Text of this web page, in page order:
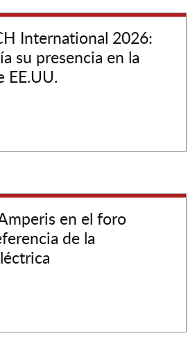
International 2026:
su presencia en la
EE.UU.
en el foro
de la